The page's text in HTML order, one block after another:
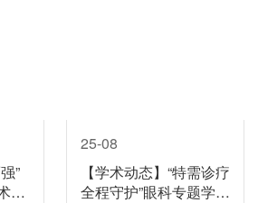
”
交
25-08
【学术动态】“特需诊疗
全程守护”眼科专题学术